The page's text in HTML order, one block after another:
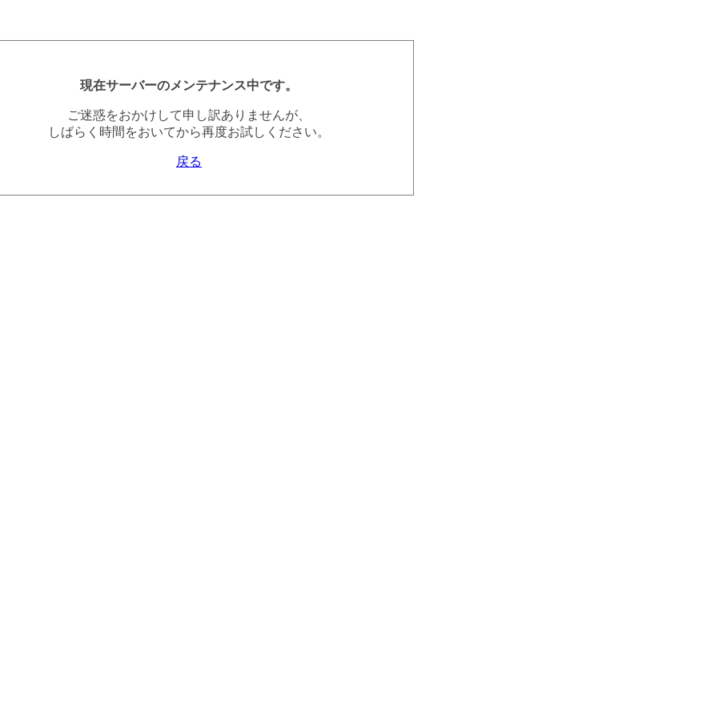
現在サーバーのメンテナンス中です。
ご迷惑をおかけして申し訳ありませんが、
しばらく時間をおいてから再度お試しください。
戻る